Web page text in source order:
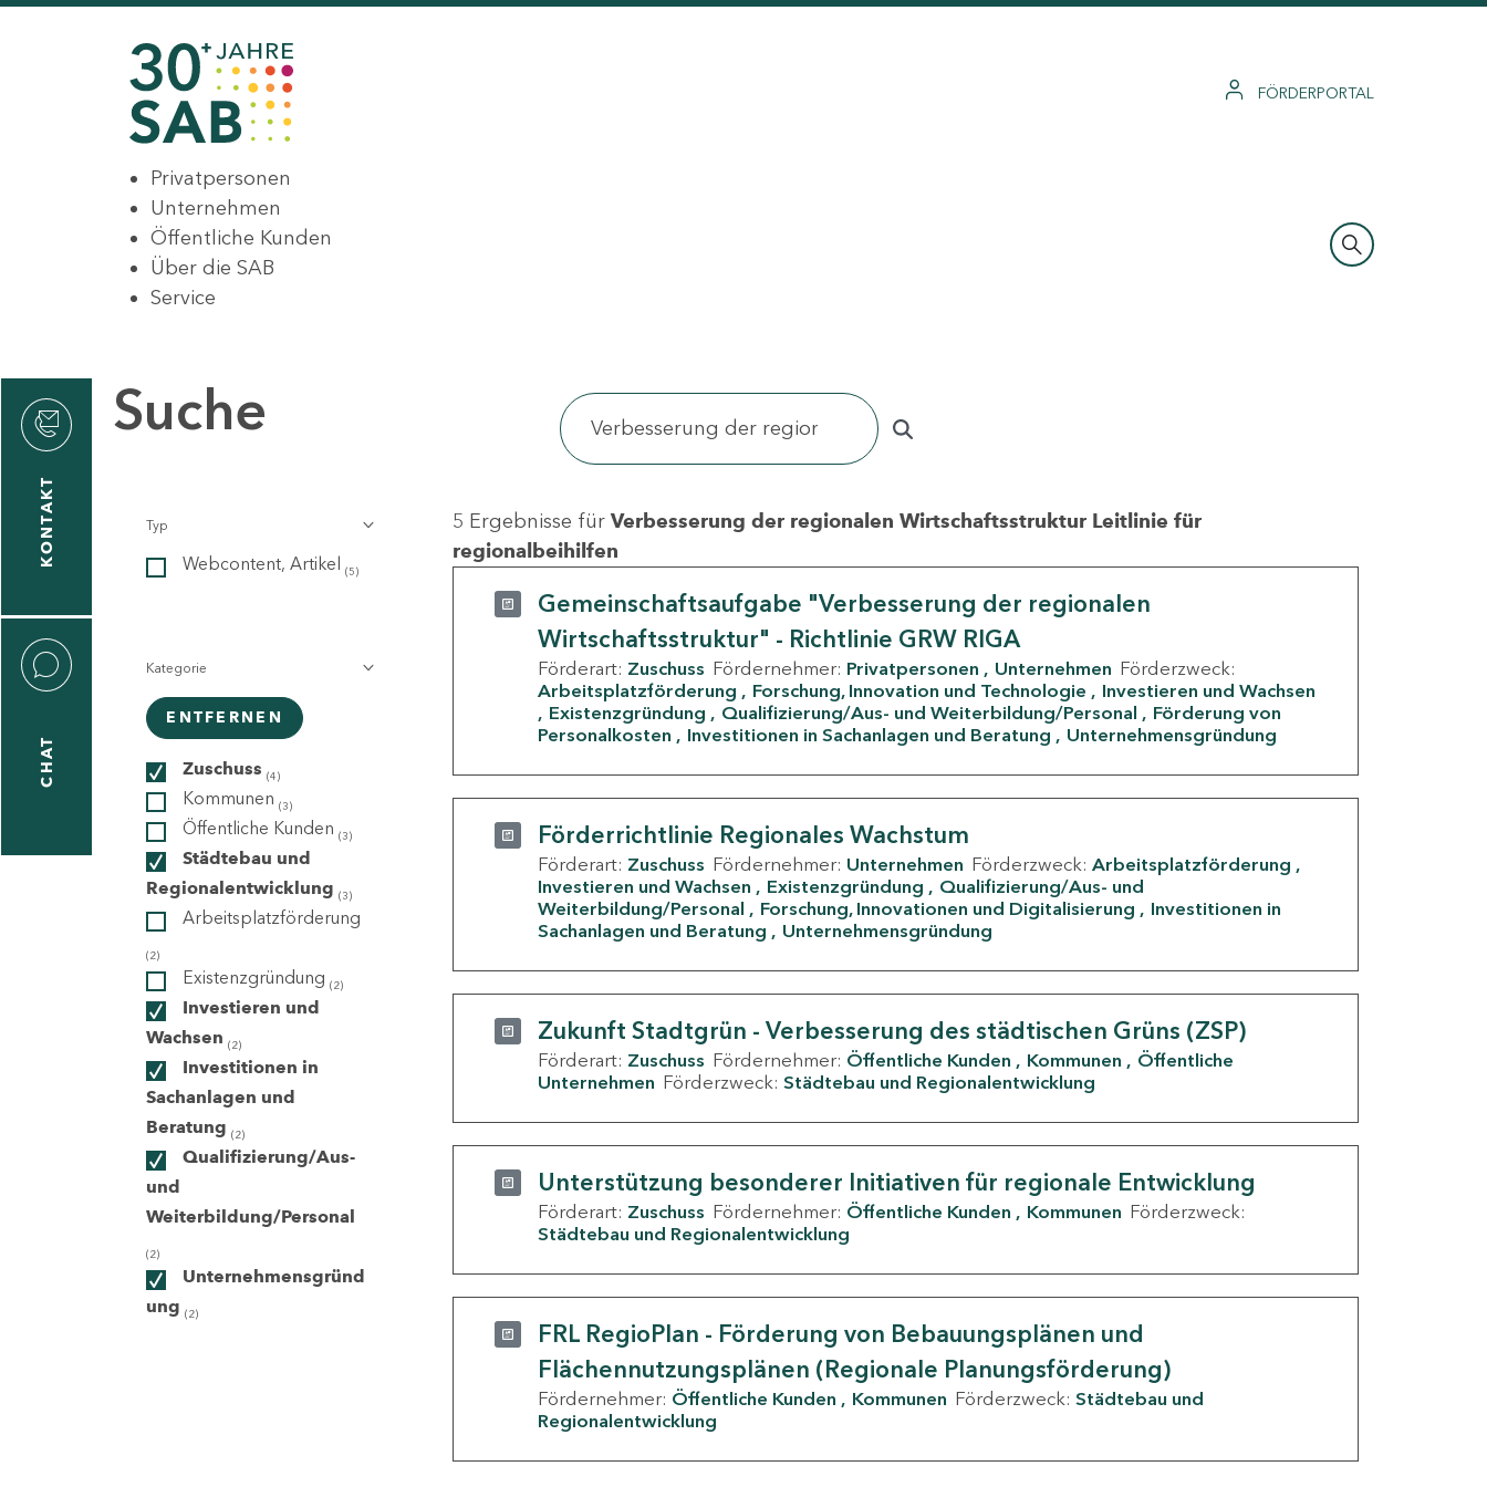
FÖRDERPORTAL
Privatpersonen
Unternehmen
Öffentliche Kunden
Über die SAB
Service
KONTAKT
CHAT
Suche
Typ
Webcontent, Artikel (5)
Kategorie
ENTFERNEN
Zuschuss (4)
Kommunen (3)
Öffentliche Kunden (3)
Städtebau und
Regionalentwicklung (3)
Arbeitsplatzförderung
(2)
Existenzgründung (2)
Investieren und
Wachsen (2)
Investitionen in
Sachanlagen und
Beratung (2)
Qualifizierung/Aus-
und
Weiterbildung/Personal
(2)
Unternehmensgründ
ung (2)
5 Ergebnisse für Verbesserung der regionalen Wirtschaftsstruktur Leitlinie für
regionalbeihilfen
Gemeinschaftsaufgabe "Verbesserung der regionalen
Wirtschaftsstruktur" - Richtlinie GRW RIGA
Förderart: Zuschuss Fördernehmer: Privatpersonen Unternehmen Förderzweck:
Arbeitsplatzförderung
Forschung, Innovation und Technologie
Investieren und Wachsen
Existenzgründung
Qualifizierung/Aus- und Weiterbildung/Personal
Förderung von
Personalkosten
Investitionen in Sachanlagen und Beratung Unternehmensgründung
Förderrichtlinie Regionales Wachstum
Förderart: Zuschuss Fördernehmer: Unternehmen Förderzweck: Arbeitsplatzförderung
Investieren und Wachsen
Existenzgründung
Qualifizierung/Aus- und
Weiterbildung/Personal
Forschung, Innovationen und Digitalisierung
Investitionen in
Sachanlagen und Beratung
Unternehmensgründung
Zukunft Stadtgrün - Verbesserung des städtischen Grüns (ZSP)
Förderart: Zuschuss Fördernehmer: Öffentliche Kunden Kommunen
Öffentliche
Unternehmen Förderzweck: Städtebau und Regionalentwicklung
Unterstützung besonderer Initiativen für regionale Entwicklung
Förderart: Zuschuss Fördernehmer: Öffentliche Kunden Kommunen Förderzweck:
Städtebau und Regionalentwicklung
FRL RegioPlan - Förderung von Bebauungsplänen und
Flächennutzungsplänen (Regionale Planungsförderung)
Fördernehmer: Öffentliche Kunden Kommunen Förderzweck: Städtebau und
Regionalentwicklung